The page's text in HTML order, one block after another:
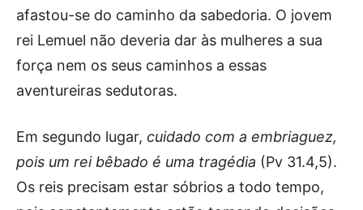
afastou-se do caminho da sabedoria. O jovem
rei Lemuel não deveria dar às mulheres a sua
força nem os seus caminhos a essas
aventureiras sedutoras.
Em segundo lugar, cuidado com a embriaguez,
pois um rei bêbado é uma tragédia (Pv 31.4,5).
Os reis precisam estar sóbrios a todo tempo,